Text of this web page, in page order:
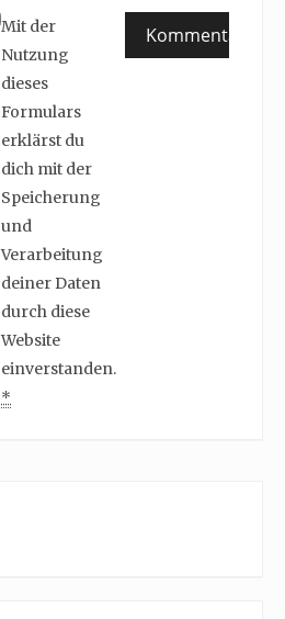
Mit der
Nutzung
dieses
Formulars
erklärst du
dich mit der
Speicherung
und
Verarbeitung
deiner Daten
durch diese
Website
einverstanden.
*